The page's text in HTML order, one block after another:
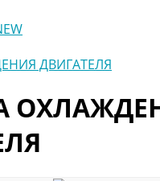
ДВИГАТЕЛЯ